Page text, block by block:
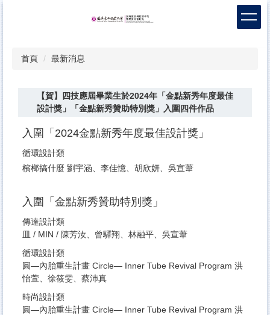
首頁 最新消息
【賀】四技應屆畢業生於2024年「金點新秀年度最佳
設計獎」「金點新秀贊助特別獎」入圍四件作品
入圍「2024金點新秀年度最佳設計獎」
循環設計類
檳榔搞什麼 劉宇涵、李佳憶、胡欣妍、吳宣葦
入圍「金點新秀贊助特別獎」
傳達設計類
皿 / MIN / 陳芳汝、曾驛翔、林融平、吳宣葦
循環設計類
圓—內胎重生計畫 Circle— Inner Tube Revival Program 洪
怡萱、徐筱雯、蔡沛真
時尚設計類
圓—內胎重生計畫 Circle— Inner Tube Revival Program 洪